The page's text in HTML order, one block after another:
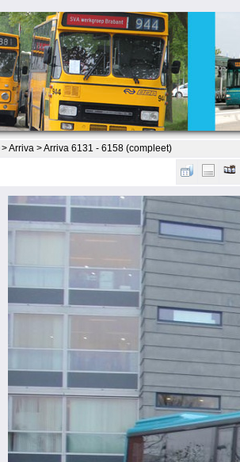
>Arriva >Arriva 6131 - 6158 (compleet)